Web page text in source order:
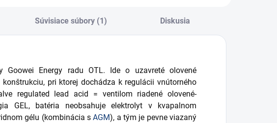
Súvisiace súbory (1) Diskusia
Goowei Energy radu OTL. Ide o uzavreté olovené
pri ktorej dochádza k regulácii vnútorného
regulated lead acid = ventilom riadené olovené-
GEL, batéria neobsahuje elektrolyt v kvapalnom
gélu (kombinácia sAGM), a tým je pevne viazaný